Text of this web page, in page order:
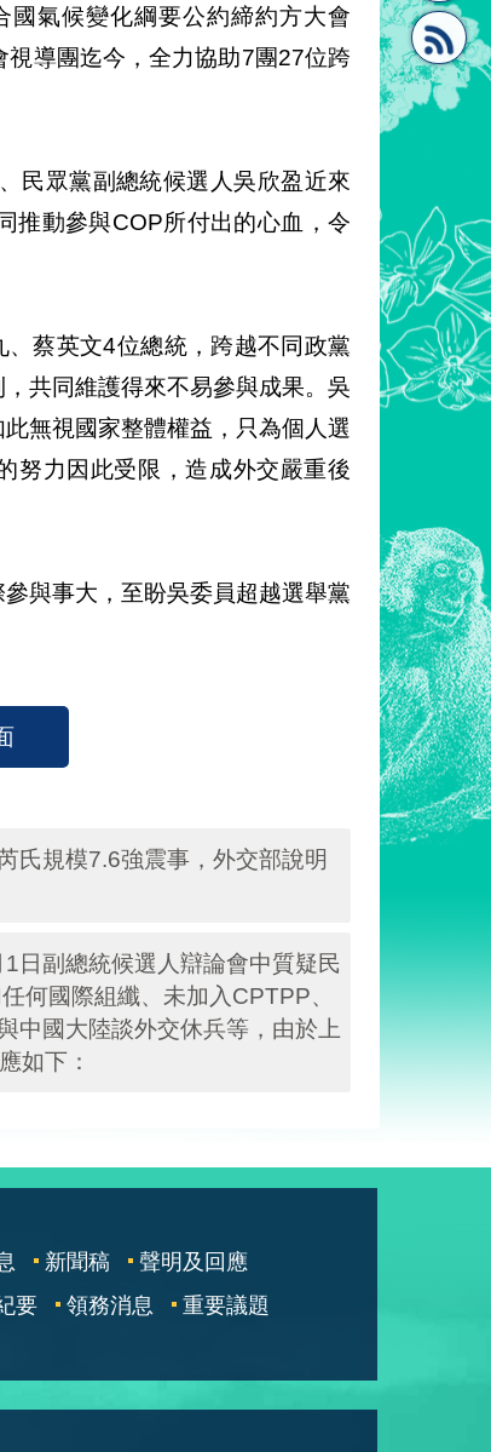
氣候變化綱要公約締約方大會
視導團迄今，全力協助7團27位跨
民眾黨副總統候選人吳欣盈近來
推動參與COP所付出的心血，令
蔡英文4位總統，跨越不同政黨
共同維護得來不易參與成果。吳
無視國家整體權益，只為個人選
努力因此受限，造成外交嚴重後
與事大，至盼吳委員超越選舉黨
氏規模7.6強震事，外交部說明
日副總統候選人辯論會中質疑民
何國際組纖、未加入CPTPP、
中國大陸談外交休兵等，由於上
如下：
新聞稿
聲明及回應
要 領務消息
重要議題